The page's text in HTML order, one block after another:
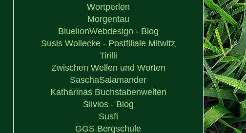
Wortperlen
Morgentau
BluelionWebdesign - Blog
Susis Wollecke - Postfiliale Mitwitz
Tirilli
Zwischen Wellen und Worten
SaschaSalamander
Katharinas Buchstabenwelten
Silvios - Blog
Susfi
GGS Bergschule